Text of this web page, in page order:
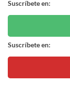
Suscríbete en:
Suscríbete en: